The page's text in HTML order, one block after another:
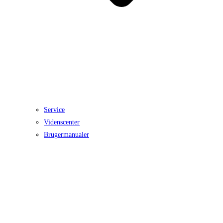
Service
Videnscenter
Brugermanualer